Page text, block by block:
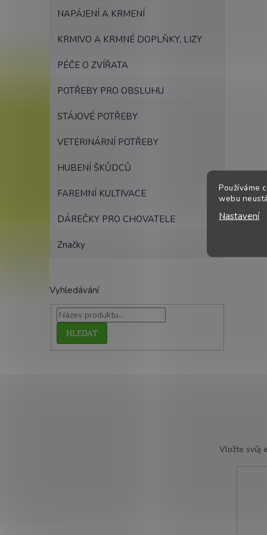
Používáme
webu
Nastavení
NAPÁJENÍ A KRMENÍ
KRMIVO A KRMNÉ DOPLŇKY, LIZY
PÉČE O ZVÍŘATA
POTŘEBY PRO OBSLUHU
STÁJOVÉ POTŘEBY
VETERINÁRNÍ POTŘEBY
HUBENÍ ŠKŮDCŮ
FAREMNÍ KULTIVACE
DÁREČKY PRO CHOVATELE
Značky
Vyhledávání
HLEDAT
Vložte svůj